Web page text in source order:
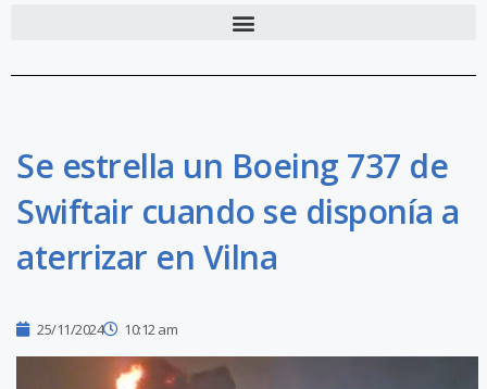
Se estrella un Boeing 737 de
Swiftair cuando se disponía a
aterrizar en Vilna
25/11/2024 10:12 am